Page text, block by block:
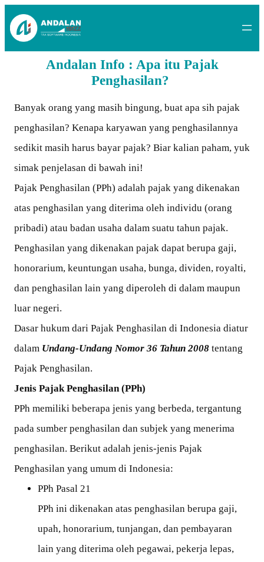
Lewati
ke
konten
Andalan Info : Apa itu Pajak
Penghasilan?
Banyak orang yang masih bingung, buat apa sih pajak
penghasilan? Kenapa karyawan yang penghasilannya
sedikit masih harus bayar pajak? Biar kalian paham, yuk
simak penjelasan di bawah ini!
Pajak Penghasilan (PPh) adalah pajak yang dikenakan
atas penghasilan yang diterima oleh individu (orang
pribadi) atau badan usaha dalam suatu tahun pajak.
Penghasilan yang dikenakan pajak dapat berupa gaji,
honorarium, keuntungan usaha, bunga, dividen, royalti,
dan penghasilan lain yang diperoleh di dalam maupun
luar negeri.
Dasar hukum dari Pajak Penghasilan di Indonesia diatur
dalam Undang-Undang Nomor 36 Tahun 2008 tentang
Pajak Penghasilan.
Jenis Pajak Penghasilan (PPh)
PPh memiliki beberapa jenis yang berbeda, tergantung
pada sumber penghasilan dan subjek yang menerima
penghasilan. Berikut adalah jenis-jenis Pajak
Penghasilan yang umum di Indonesia:
PPh Pasal 21
PPh ini dikenakan atas penghasilan berupa gaji,
upah, honorarium, tunjangan, dan pembayaran
lain yang diterima oleh pegawai, pekerja lepas,